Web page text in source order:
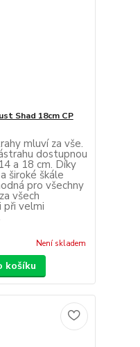
Shad 18cm CP
mluví za vše.
dostupnou
a 18 cm. Díky
široké škále
pro všechny
všech
při velmi
Není skladem
košíku